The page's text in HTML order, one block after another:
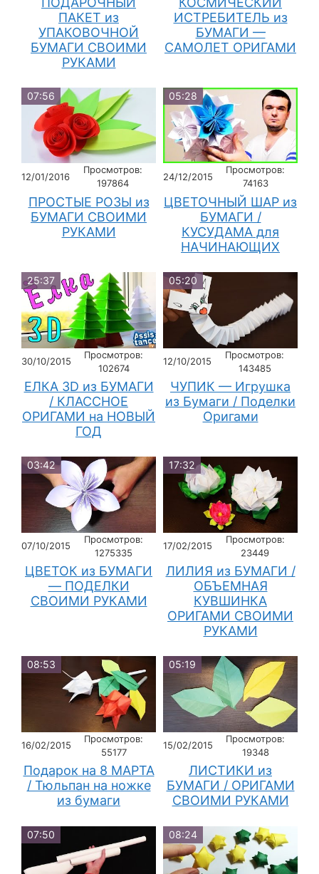
ПАКЕТ из
УПАКОВОЧНОЙ
БУМАГИ СВОИМИ
РУКАМИ
ИСТРЕБИТЕЛЬ из
БУМАГИ —
САМОЛЕТ ОРИГАМИ
07:56
12/01/2016
Просмотров:
197864
ПРОСТЫЕ РОЗЫ из
БУМАГИ СВОИМИ
РУКАМИ
05:28
24/12/2015
Просмотров:
74163
ЦВЕТОЧНЫЙ ШАР из
БУМАГИ /
КУСУДАМА для
НАЧИНАЮЩИХ
25:37
30/10/2015
Просмотров:
102674
ЕЛКА 3D из БУМАГИ
/ КЛАССНОЕ
ОРИГАМИ на НОВЫЙ
ГОД
05:20
12/10/2015
Просмотров:
143485
ЧУПИК — Игрушка
из Бумаги / Поделки
Оригами
03:42
07/10/2015
Просмотров:
1275335
ЦВЕТОК из БУМАГИ
— ПОДЕЛКИ
СВОИМИ РУКАМИ
17:32
17/02/2015
Просмотров:
23449
ЛИЛИЯ из БУМАГИ /
ОБЪЕМНАЯ
КУВШИНКА
ОРИГАМИ СВОИМИ
РУКАМИ
08:53
16/02/2015
Просмотров:
55177
Подарок на 8 МАРТА
/ Тюльпан на ножке
из бумаги
05:19
15/02/2015
Просмотров:
19348
ЛИСТИКИ из
БУМАГИ / ОРИГАМИ
СВОИМИ РУКАМИ
07:50 08:24